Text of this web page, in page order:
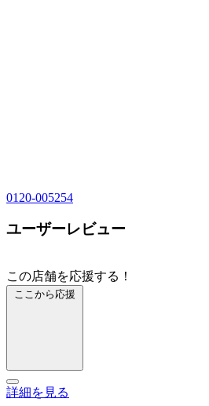
0120-005254
ユーザーレビュー
この店舗を応援する！
ここから応援
詳細を見る